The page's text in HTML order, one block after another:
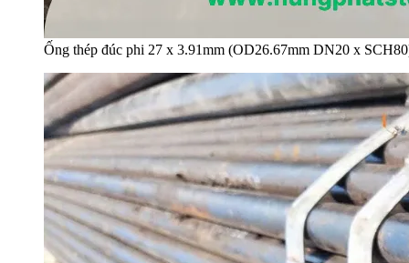
Ống thép đúc phi 27 x 3.91mm (OD26.67mm DN20 x